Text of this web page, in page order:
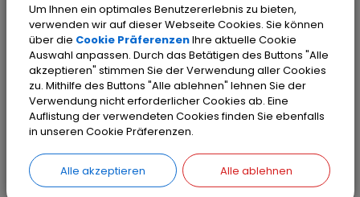
Sachgebiet 43 - Ingenieur- und
Gewässerbau, Kontrollen und
Umweltthemen
Sachgebiet 44 - Hochbau
Betriebseinrichtung 45 - Bauhof
Betriebseinrichtung 46 - Kläranlagen
Sachgebiet 51 - Technischer Bereich
Sachgebiet 52 - Kaufmännischer Bereich
Um Ihnen ein optimales Benutzererlebnis zu bieten,
verwenden wir auf dieser Webseite Cookies. Sie können
über die Cookie PräferenzenIhre aktuelle Cookie
Auswahl anpassen. Durch das Betätigen des Buttons "Alle
akzeptieren" stimmen Sie der Verwendung aller Cookies
zu. Mithilfe des Buttons "Alle ablehnen" lehnen Sie der
Verwendung nicht erforderlicher Cookies ab. Eine
Auflistung der verwendeten Cookies finden Sie ebenfalls
in unseren Cookie Präferenzen.
Alle akzeptieren Alle ablehnen